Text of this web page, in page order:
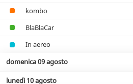
kombo
BlaBlaCar
In aereo
domenica 09 agosto
lunedì 10 agosto